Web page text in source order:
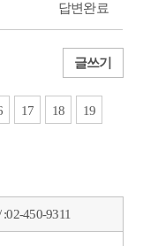
답변완료
글쓰기
17 18
19
:02-450-9311